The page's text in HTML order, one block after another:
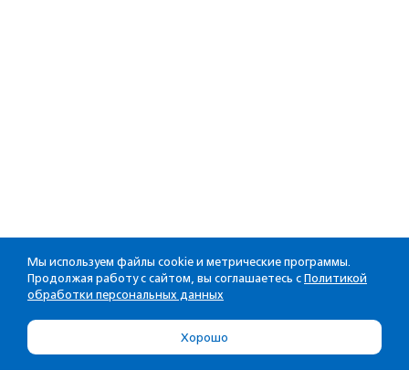
Мы используем файлы cookie и метрические программы.
Продолжая работу с сайтом, вы соглашаетесь с Политикой
обработки персональных данных
Хорошо